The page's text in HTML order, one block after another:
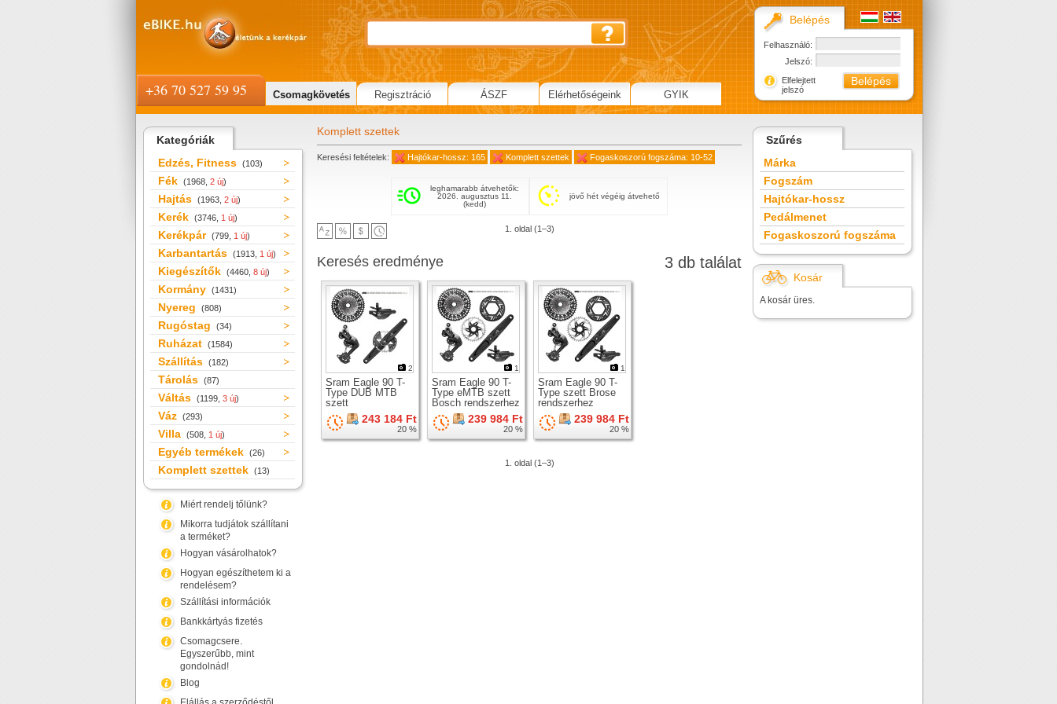
Kategóriák
Edzés, Fitness (103)
Fék (1968, 2 új)
Hajtás (1963, 2 új)
Kerék (3746, 1 új)
Kerékpár (799, 1 új)
Karbantartás (1913, 1 új)
Kiegészítők (4460, 8 új)
Kormány (1431)
Nyereg (808)
Rugóstag (34)
Ruházat (1584)
Szállítás (182)
Tárolás (87)
Váltás (1199, 3 új)
Váz (293)
Villa (508, 1 új)
Egyéb termékek (26)
Komplett szettek (13)
Miért rendelj tőlünk?
Mikorra tudjátok szállítani
a terméket?
Hogyan vásárolhatok?
Hogyan egészíthetem ki a
rendelésem?
Szállítási információk
Bankkártyás fizetés
Csomagcsere.
Egyszerűbb, mint
gondolnád!
Blog
Komplett szettek
Keresési feltételek: Hajtókar-hossz: 165 Komplett szettek Fogaskoszorú fogszáma: 10-52
leghamarabb átvehetők:
2026. augusztus 11.
(kedd)
jövő hét végéig átvehető
1. oldal (1–3)
3 db találat
Keresés eredménye
2
Sram Eagle 90 T-
Type DUB MTB
szett
243 184 Ft
20 %
1
Sram Eagle 90 T-
Type eMTB szett
Bosch rendszerhez
239 984 Ft
20 %
1
Sram Eagle 90 T-
Type szett Brose
rendszerhez
239 984 Ft
20 %
1. oldal (1–3)
Szűrés
Márka
Fogszám
Hajtókar-hossz
Pedálmenet
Fogaskoszorú fogszáma
Kosár
A kosár üres.
Belépés
Felhasználó:
Jelszó:
Elfelejtett
jelszó
+36 70 527 59 95 Csomagkövetés Regisztráció ÁSZF Elérhetőségeink GYIK